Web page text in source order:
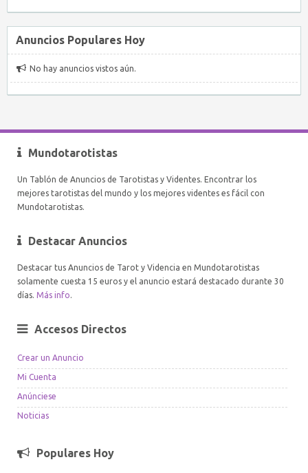
Anuncios Populares Hoy
No hay anuncios vistos aún.
Mundotarotistas
Un Tablón de Anuncios de Tarotistas y Videntes. Encontrar los
mejores tarotistas del mundo y los mejores videntes es fácil con
Mundotarotistas.
Destacar Anuncios
Destacar tus Anuncios de Tarot y Videncia en Mundotarotistas
solamente cuesta 15 euros y el anuncio estará destacado durante 30
días. Más info.
Accesos Directos
Crear un Anuncio
Mi Cuenta
Anúnciese
Noticias
Populares Hoy